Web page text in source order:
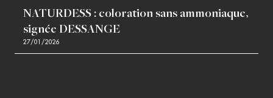
NATURDESS : coloration sans ammoniaque,
signée DESSANGE
27/01/2026